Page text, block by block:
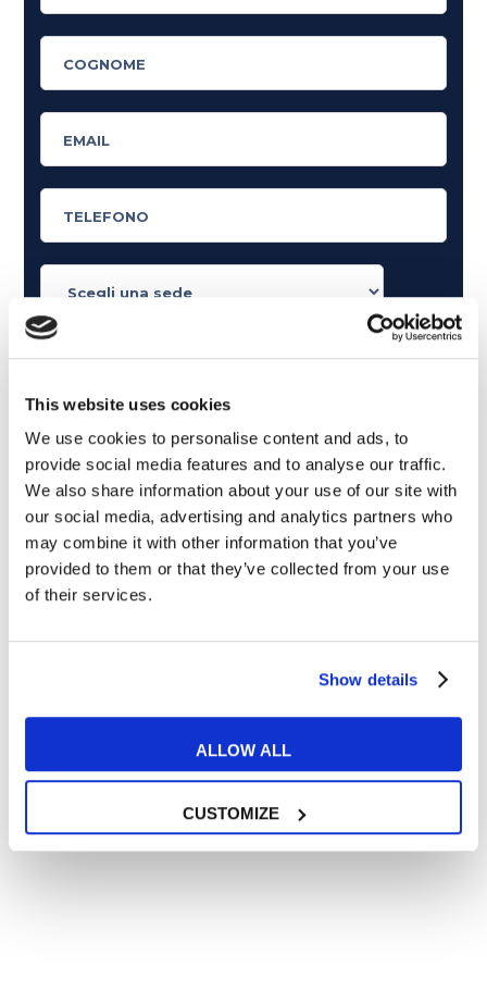
This website uses cookies
We use cookies to personalise content and ads, to
provide social media features and to analyse our traffic.
We also share information about your use of our site with
our social media, advertising and analytics partners who
may combine it with other information that you’ve
provided to them or that they’ve collected from your use
of their services.
Show details
ALLOW ALL
CUSTOMIZE
Articoli dedicati a inglese nel mondo del lavoro
Articoli con tips e new sulla lingua inglese
In quanto di età superiore ai 16 anni, dichiaro di acconsentire
al trattamento dei miei dati personali in conformità
all’ informativa privacy.
relative ai prodotti e servizi a marchio MyES
** le sedi contrassegnate con * offrono sempre solo corsi online
RICHIEDI INFORMAZIONI